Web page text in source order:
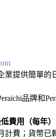
業提供簡單的
品牌和
費用（每年）
計費；貨幣已